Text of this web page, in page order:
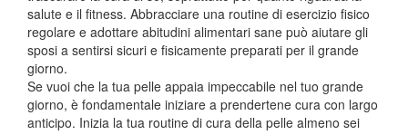
salute e il fitness. Abbracciare una routine di esercizio fisico
regolare e adottare abitudini alimentari sane può aiutare gli
sposi a sentirsi sicuri e fisicamente preparati per il grande
giorno.
Se vuoi che la tua pelle appaia impeccabile nel tuo grande
giorno, è fondamentale iniziare a prendertene cura con largo
anticipo. Inizia la tua routine di cura della pelle almeno sei